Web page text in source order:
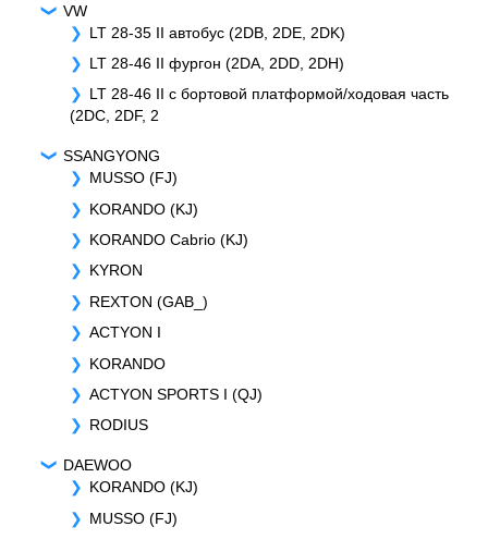
VW
LT 28-35 II автобус (2DB, 2DE, 2DK)
LT 28-46 II фургон (2DA, 2DD, 2DH)
LT 28-46 II c бортовой платформой/ходовая часть
(2DC, 2DF, 2
SSANGYONG
MUSSO (FJ)
KORANDO (KJ)
KORANDO Cabrio (KJ)
KYRON
REXTON (GAB_)
ACTYON I
KORANDO
ACTYON SPORTS I (QJ)
RODIUS
DAEWOO
KORANDO (KJ)
MUSSO (FJ)